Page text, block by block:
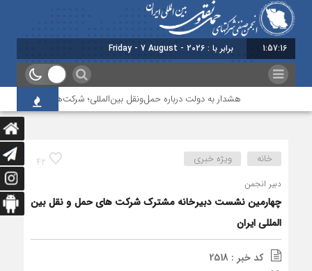
1:57:16 برابر با : Friday - 7 August - 2026
هشدار به دولت درباره حمل‌ونقل بین‌المللی؛ شرکت‌ها زیر فشار
42 خانه ویژه خبری
دبیر انجمن
چهارمین نشست دبیرخانه مشترک شرکت های حمل و نقل بین
المللی ایران
کد خبر : 2518